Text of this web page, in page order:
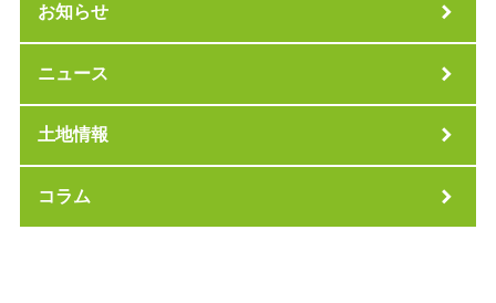
お知らせ
ニュース
土地情報
コラム